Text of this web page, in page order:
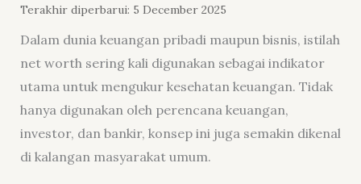
Terakhir diperbarui: 5 December 2025
Dalam dunia keuangan pribadi maupun bisnis, istilah
net worth sering kali digunakan sebagai indikator
utama untuk mengukur kesehatan keuangan. Tidak
hanya digunakan oleh perencana keuangan,
investor, dan bankir, konsep ini juga semakin dikenal
di kalangan masyarakat umum.